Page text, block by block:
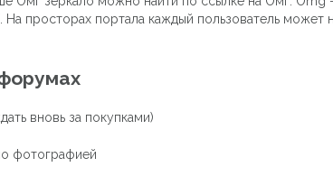
просторах портала каждый пользователь
вновь за покупками)
фотографией